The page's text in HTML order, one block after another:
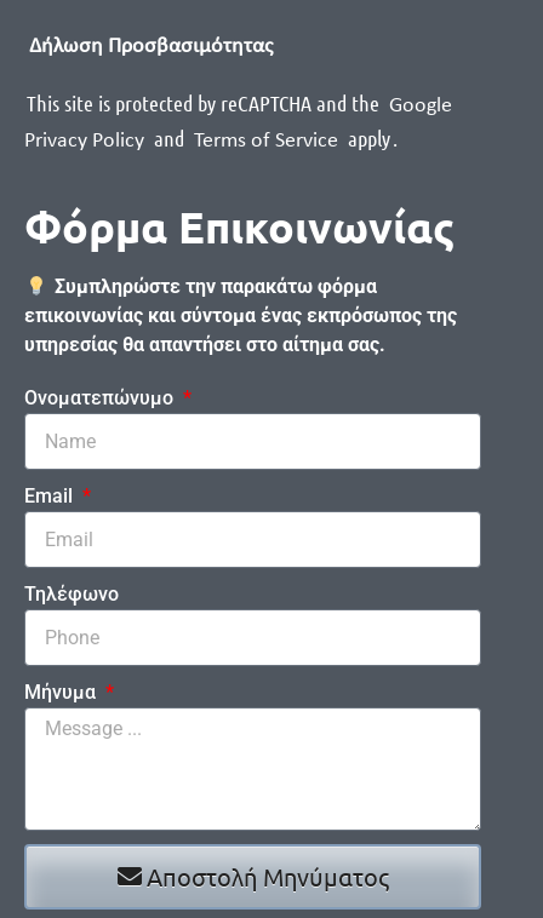
Δήλωση Προσβασιμότητας
This site is protected by reCAPTCHA and the Google
Privacy Policy and Terms of Service apply.
Φόρμα Επικοινωνίας
Συμπληρώστε την παρακάτω φόρμα
επικοινωνίας και σύντομα ένας εκπρόσωπος της
υπηρεσίας θα απαντήσει στο αίτημα σας.
Ονοματεπώνυμο
Email
Τηλέφωνο
Μήνυμα
Αποστολή Μηνύματος